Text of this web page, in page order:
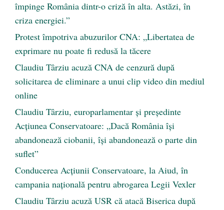
împinge România dintr-o criză în alta. Astăzi, în
criza energiei.”
Protest împotriva abuzurilor CNA: „Libertatea de
exprimare nu poate fi redusă la tăcere
Claudiu Târziu acuză CNA de cenzură după
solicitarea de eliminare a unui clip video din mediul
online
Claudiu Târziu, europarlamentar și președinte
Acțiunea Conservatoare: „Dacă România își
abandonează ciobanii, își abandonează o parte din
suflet”
Conducerea Acțiunii Conservatoare, la Aiud, în
campania națională pentru abrogarea Legii Vexler
Claudiu Târziu acuză USR că atacă Biserica după